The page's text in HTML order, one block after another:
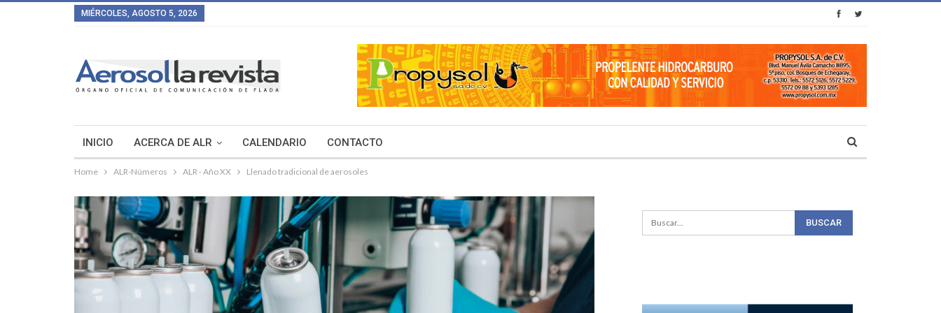
MIÉRCOLES, AGOSTO 5, 2026
INICIO ACERCA DE ALR CALENDARIO CONTACTO
Home ALR-Números ALR - Año XX Llenado tradicional de aerosoles